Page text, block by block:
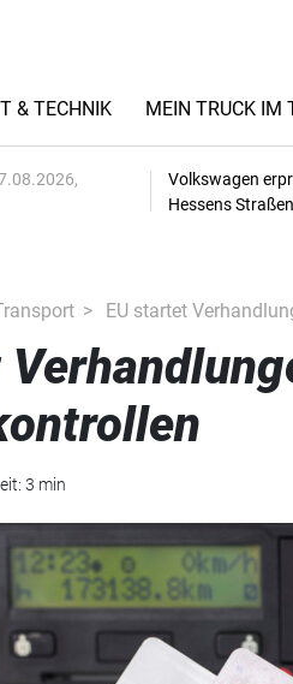
& TECHNIK MEIN TRUCK IM
Volkswagen
Hessens Straßen
EU startet
3 min